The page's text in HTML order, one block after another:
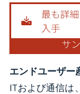
エンドユーザー
ITおよび通信は